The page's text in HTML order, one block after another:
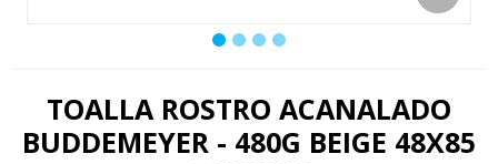
TOALLA ROSTRO ACANALADO
BUDDEMEYER - 480G BEIGE 48X85